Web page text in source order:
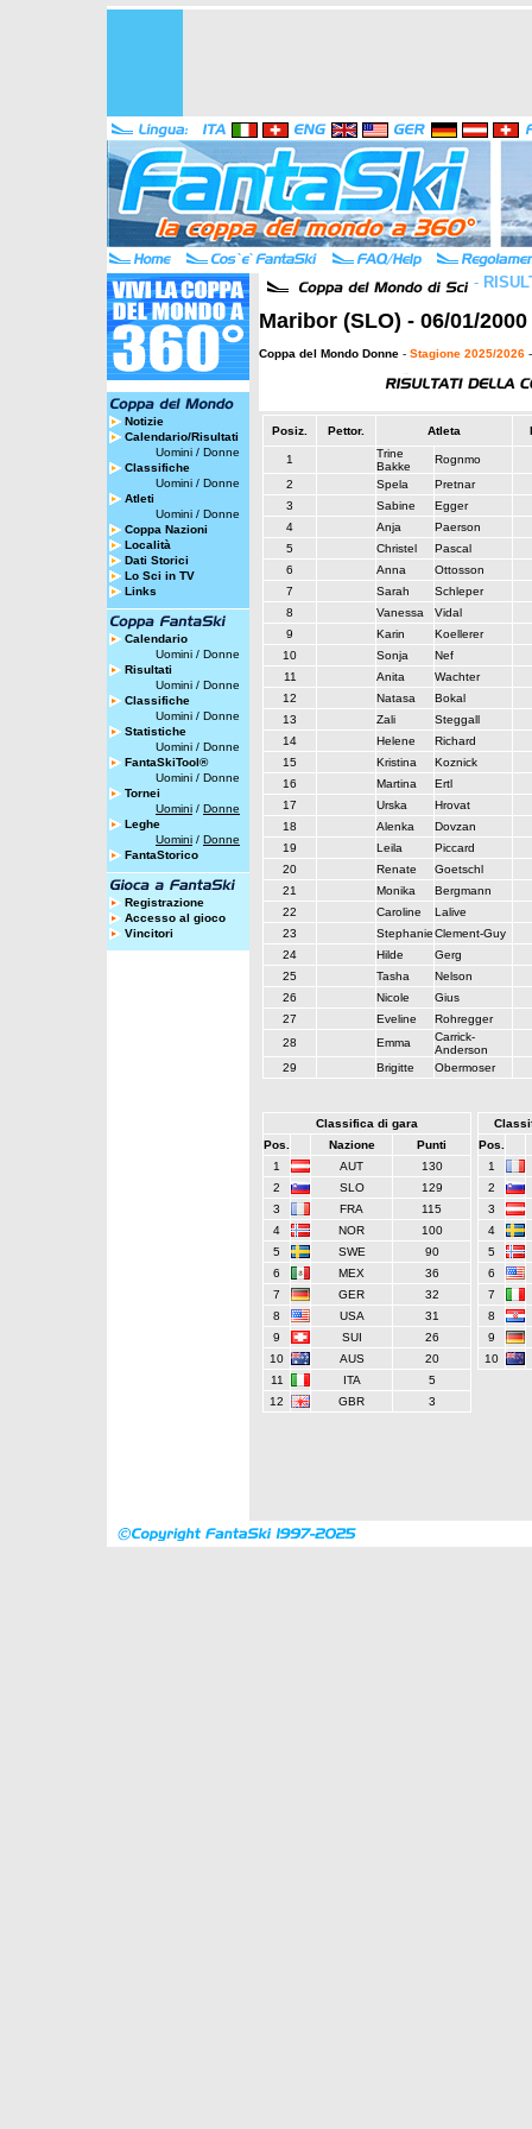
Notizie
Calendario/Risultati
Uomini / Donne
Classifiche
Uomini / Donne
Atleti
Uomini / Donne
Coppa Nazioni
Località
Dati Storici
Lo Sci in TV
Links
Calendario
Uomini / Donne
Risultati
Uomini / Donne
Classifiche
Uomini / Donne
Statistiche
Uomini / Donne
FantaSkiTool®
Uomini / Donne
Tornei
Uomini / Donne
Leghe
Uomini / Donne
FantaStorico
Registrazione
Accesso al gioco
Vincitori
-
Maribor (SLO) - 06/01/
Coppa del Mondo Donne - Stagione 2025/2026
Posiz. Pettor. Atleta
1
Trine
Bakke
Rognmo
2
Spela
Pretnar
3
Sabine
Egger
4
Anja
Paerson
5
Christel
Pascal
6
Anna
Ottosson
7
Sarah
Schleper
8
Vanessa
Vidal
9
Karin
Koellerer
10
Sonja
Nef
11
Anita
Wachter
12
Natasa
Bokal
13
Zali
Steggall
14
Helene
Richard
15
Kristina
Koznick
16
Martina
Ertl
17
Urska
Hrovat
18
Alenka
Dovzan
19
Leila
Piccard
20
Renate
Goetschl
21
Monika
Bergmann
22
Caroline
Lalive
23
StephanieClement-Guy
24
Hilde
Gerg
25
Tasha
Nelson
26
Nicole
Gius
27
Eveline
Rohregger
28
Emma
Carrick-
Anderson
29
Brigitte Obermoser
Classifica di gara
Pos.
Nazione
Punti
1
AUT
130
2
SLO
129
3
FRA
115
4
NOR
100
5
SWE
90
6
MEX
36
7
GER
32
8
USA
31
9
SUI
26
10
AUS
20
11
ITA
5
12
GBR 3
Pos.
1
2
3
4
5
6
7
8
9
10